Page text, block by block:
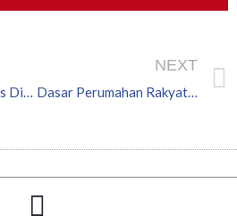
Peranan Masjid Harus Diperkukuh
NEXT
Dasar Perumahan Rakyat Johor